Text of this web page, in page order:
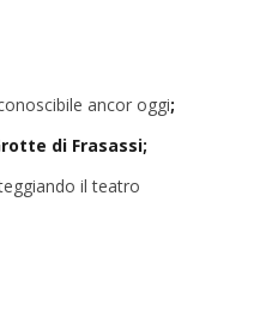
ancor oggi;
di Frasassi;
il teatro